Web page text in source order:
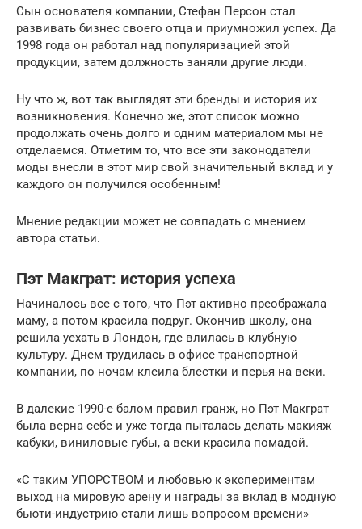
Сын основателя компании, Стефан Персон стал
развивать бизнес своего отца и приумножил успех. Да
1998 года он работал над популяризацией этой
продукции, затем должность заняли другие люди.
Ну что ж, вот так выглядят эти бренды и история их
возникновения. Конечно же, этот список можно
продолжать очень долго и одним материалом мы не
отделаемся. Отметим то, что все эти законодатели
моды внесли в этот мир свой значительный вклад и у
каждого он получился особенным!
Мнение редакции может не совпадать с мнением
автора статьи.
Пэт Макграт: история успеха
Начиналось все с того, что Пэт активно преображала
маму, а потом красила подруг. Окончив школу, она
решила уехать в Лондон, где влилась в клубную
культуру. Днем трудилась в офисе транспортной
компании, по ночам клеила блестки и перья на веки.
В далекие 1990-е балом правил гранж, но Пэт Макграт
была верна себе и уже тогда пыталась делать макияж
кабуки, виниловые губы, а веки красила помадой.
«С таким УПОРСТВОМ и любовью к экспериментам
выход на мировую арену и награды за вклад в модную
бьюти-индустрию стали лишь вопросом времени»